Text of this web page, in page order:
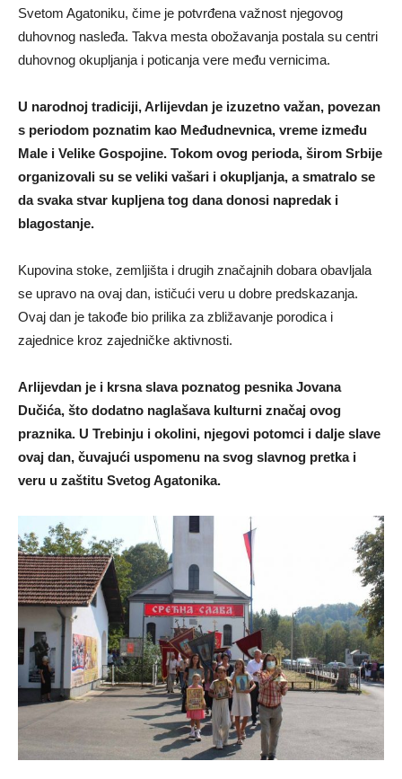
Svetom Agatoniku, čime je potvrđena važnost njegovog
duhovnog nasleđa. Takva mesta obožavanja postala su centri
duhovnog okupljanja i poticanja vere među vernicima.
U narodnoj tradiciji, Arlijevdan je izuzetno važan, povezan
s periodom poznatim kao Međudnevnica, vreme između
Male i Velike Gospojine. Tokom ovog perioda, širom Srbije
organizovali su se veliki vašari i okupljanja, a smatralo se
da svaka stvar kupljena tog dana donosi napredak i
blagostanje.
Kupovina stoke, zemljišta i drugih značajnih dobara obavljala
se upravo na ovaj dan, ističući veru u dobre predskazanja.
Ovaj dan je takođe bio prilika za zbližavanje porodica i
zajednice kroz zajedničke aktivnosti.
Arlijevdan je i krsna slava poznatog pesnika Jovana
Dučića, što dodatno naglašava kulturni značaj ovog
praznika. U Trebinju i okolini, njegovi potomci i dalje slave
ovaj dan, čuvajući uspomenu na svog slavnog pretka i
veru u zaštitu Svetog Agatonika.